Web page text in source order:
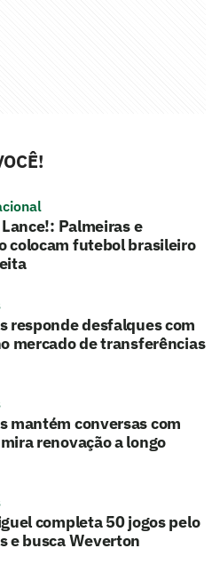
Palmeiras e
colocam futebol brasileiro
responde desfalques com
mercado de transferências
mantém conversas com
renovação a longo
completa 50 jogos pelo
e busca Weverton